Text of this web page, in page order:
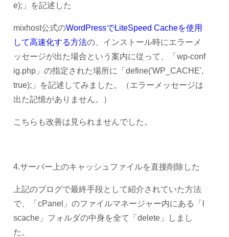
e);」を記述した
mixhost公式のWordPressでLiteSpeed Cacheを使用
して高速化する方法の、インストール時にエラーメ
ッセージが出た場合という案内に従って、「wp-conf
ig.php」の指定された場所に「define('WP_CACHE',
true);」を記述してみました。（エラーメッセージは
出た記憶がありません。）
こちらも改善は見られませんでした。
4.サーバー上のキャッシュファイルを直接削除した
上記のブログで最終手段として紹介されていた方法
で、「cPanel」のファイルマネージャー内にある「l
scache」フォルダの中身を全て「delete」しまし
た。